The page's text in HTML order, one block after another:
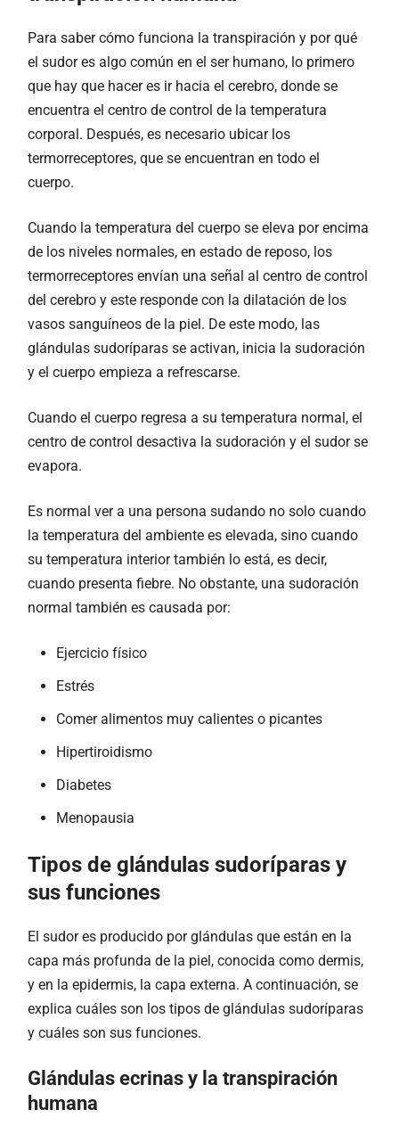
Para saber cómo funciona la transpiración y por qué
el sudor es algo común en el ser humano, lo primero
que hay que hacer es ir hacia el cerebro, donde se
encuentra el centro de control de la temperatura
corporal. Después, es necesario ubicar los
termorreceptores, que se encuentran en todo el
cuerpo.
Cuando la temperatura del cuerpo se eleva por encima
de los niveles normales, en estado de reposo, los
termorreceptores envían una señal al centro de control
del cerebro y este responde con la dilatación de los
vasos sanguíneos de la piel. De este modo, las
glándulas sudoríparas se activan, inicia la sudoración
y el cuerpo empieza a refrescarse.
Cuando el cuerpo regresa a su temperatura normal, el
centro de control desactiva la sudoración y el sudor se
evapora.
Es normal ver a una persona sudando no solo cuando
la temperatura del ambiente es elevada, sino cuando
su temperatura interior también lo está, es decir,
cuando presenta fiebre. No obstante, una sudoración
normal también es causada por:
Ejercicio físico
Estrés
Comer alimentos muy calientes o picantes
Hipertiroidismo
Diabetes
Menopausia
Tipos de glándulas sudoríparas y
sus funciones
El sudor es producido por glándulas que están en la
capa más profunda de la piel, conocida como dermis,
y en la epidermis, la capa externa. A continuación, se
explica cuáles son los tipos de glándulas sudoríparas
y cuáles son sus funciones.
Glándulas ecrinas y la transpiración
humana